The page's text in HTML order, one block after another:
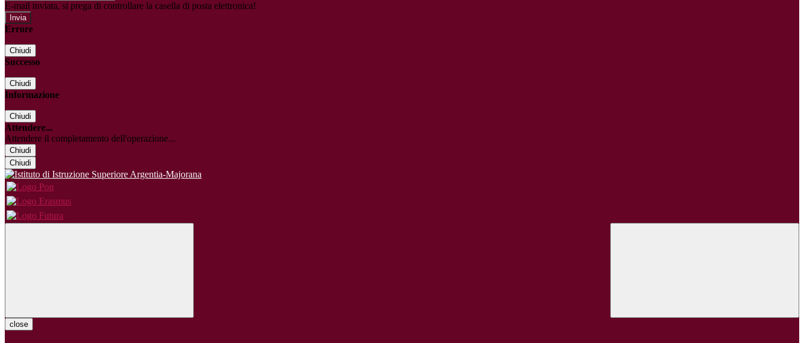
E-mail inviata, si prega di controllare la casella di posta elettronica!
Errore
Chiudi
Successo
Chiudi
Informazione
Chiudi
Attendere...
Attendere il completamento dell'operazione...
Chiudi
Chiudi
close